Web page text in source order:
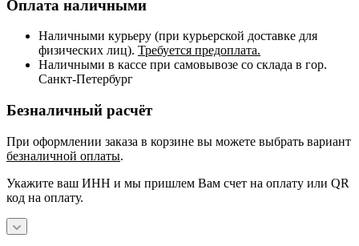
Оплата наличными
Наличными курьеру (при курьерской доставке для
физических лиц). Требуется предоплата.
Наличными в кассе при самовывозе со склада в гор.
Санкт-Петербург
Безналичный расчёт
При оформлении заказа в корзине вы можете выбрать вариант
безналичной оплаты.
Укажите ваш ИНН и мы пришлем Вам счет на оплату или QR
код на оплату.